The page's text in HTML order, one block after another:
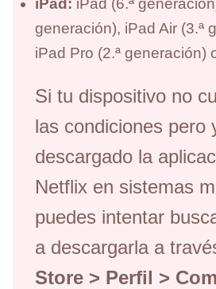
generación), iPad Air (3.ª
iPad Pro (2.ª generación)
Si tu dispositivo no
las condiciones pero
descargado la
Netflix en sistemas
puedes intentar
a descargarla a
Store > Perfil >